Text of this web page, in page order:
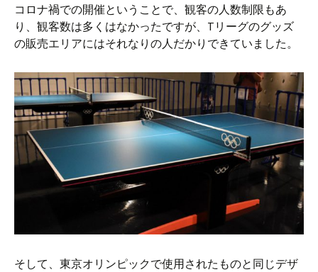
コロナ禍での開催ということで、観客の人数制限もあ
り、観客数は多くはなかったですが、Tリーグのグッズ
の販売エリアにはそれなりの人だかりできていました。
そして、東京オリンピックで使用されたものと同じデザ